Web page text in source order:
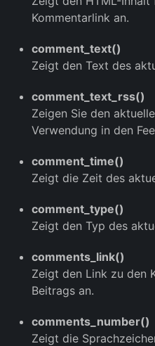
Kommentarlink an.
comment_text()
Zeigt den Text des
comment_text_rss()
Zeigen Sie den
Verwendung in den
comment_time()
Zeigt die Zeit des
comment_type()
Zeigt den Typ des
comments_link()
Zeigt den Link zu den
Beitrags an.
comments_number()
Zeigt die